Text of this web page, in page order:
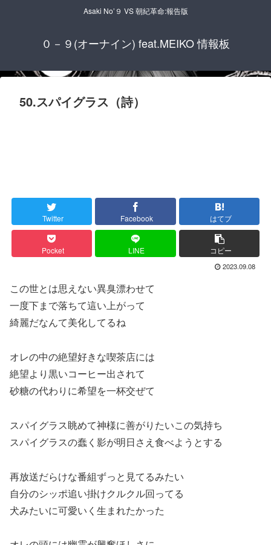
Asaki No’９ VS 朝紀革命:報告版
０－９(オーナイン) feat.MEIKO 情報板
50.スパイグラス（詩）
Twitter Facebook はてブ
Pocket LINE コピー
2023.09.08
この世とは思えない異臭漂わせて
一度下まで落ちて這い上がって
綺麗だなんて美化してるね
オレの中の絶望好きな喫茶店には
絶望より黒いコーヒー出されて
砂糖の代わりに希望を一杯交ぜて
スパイグラス眺めて神様に善がりたいこの気持ち
スパイグラスの蠢く影が明日さえ食べようとする
再放送だらけな番組ずっと見てるみたい
自分のシッポ追い掛けクルクル回ってる
犬みたいに可愛いく生まれたかった